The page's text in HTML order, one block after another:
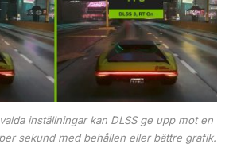
inställningar kan DLSS ge upp mot en
sekund med behållen eller bättre grafik.